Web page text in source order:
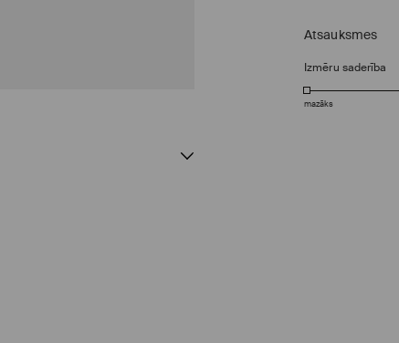
Atsauksmes
Izmēru saderība
mazāks